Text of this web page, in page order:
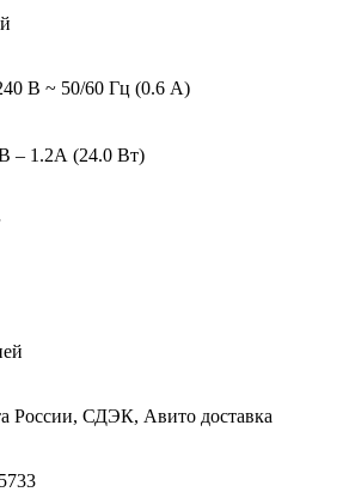
В ~ 50/60 Гц (0.6 А)
– 1.2А (24.0 Вт)
России, СДЭК, Авито доставка